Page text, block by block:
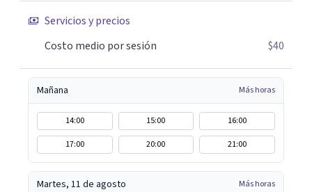
Servicios y precios
Costo medio por sesión
$40
Mañana Más horas
14:00 15:00
16:00
17:00
20:00 21:00
Martes, 11 de agosto Más horas